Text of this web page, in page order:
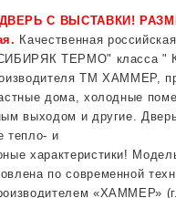
С ВЫСТАВКИ!
Качественная российская
ТЕРМО" класса
ТМ ХАММЕР,
дома, холодные
выходом и другие.
тепло- и
характеристики!
по современной
«ХАММЕР»